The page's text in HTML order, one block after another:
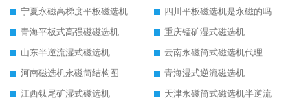
宁夏永磁高梯度平板磁选机
四川平板磁选机是永磁的吗
青海平板式高强磁磁选机
重庆锰矿湿式磁选机
山东半逆流湿式磁选机
云南永磁筒式磁选机代理
河南磁选机永磁筒结构图
青海湿式逆流磁选机
江西钛尾矿湿式磁选机
天津永磁筒式磁选机半逆流